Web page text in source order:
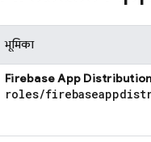
भूमिका
Firebase App Distribution
roles/